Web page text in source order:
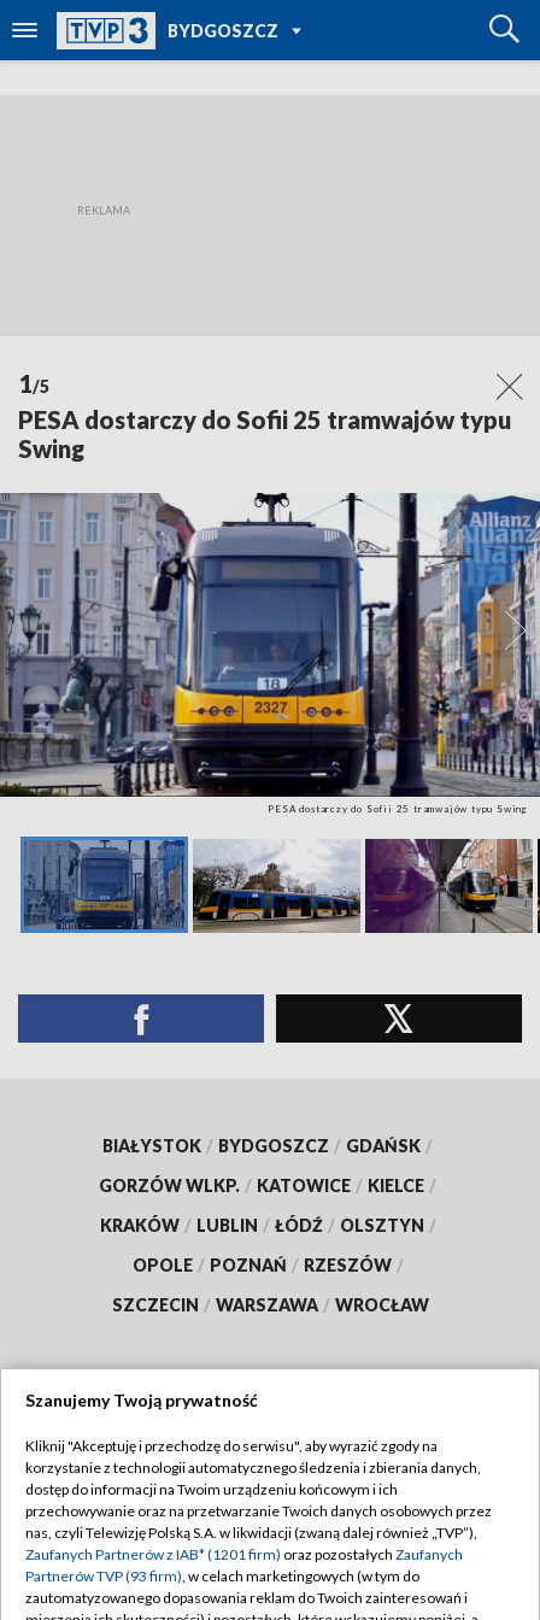
BYDGOSZCZ
TVP REGIONY
1/5
PESA dostarczy do Sofii 25 tramwajów typu
Swing
PESA dostarczy do Sofii 25 tramwajów typu Swing
BIAŁYSTOK / BYDGOSZCZ / GDAŃSK /
GORZÓW WLKP. / KATOWICE / KIELCE /
KRAKÓW / LUBLIN / ŁÓDŹ / OLSZTYN /
OPOLE / POZNAŃ / RZESZÓW /
SZCZECIN / WARSZAWA / WROCŁAW
TVP
Abonament TVP
Emisja w TVP
Centrum informacji TVP
Regulamin TVP
Polityka prywatności
Moje zgody
Szanujemy Twoją prywatność
Kliknij "Akceptuję i przechodzę do serwisu", aby wyrazić zgody na
korzystanie z technologii automatycznego śledzenia i zbierania danych,
dostęp do informacji na Twoim urządzeniu końcowym i ich
przechowywanie oraz na przetwarzanie Twoich danych osobowych przez
nas, czyli Telewizję Polską S.A. w likwidacji (zwaną dalej również „TVP”),
Zaufanych Partnerów z IAB* (1201 firm) oraz pozostałych Zaufanych
Partnerów TVP (93 firm), w celach marketingowych (w tym do
zautomatyzowanego dopasowania reklam do Twoich zainteresowań i